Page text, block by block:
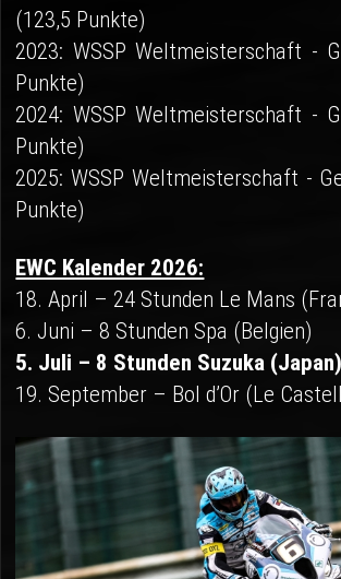
(123,5 Punkte)
2023: WSSP Weltmeisterschaft -
Punkte)
2024: WSSP Weltmeisterschaft -
Punkte)
2025: WSSP Weltmeisterschaft -
Punkte)
EWC Kalender 2026:
18. April – 24 Stunden Le Mans
6. Juni – 8 Stunden Spa (Belgien)
5. Juli – 8 Stunden Suzuka (Japan)
19. September – Bol d’Or (Le